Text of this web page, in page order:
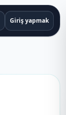
Giriş yapmak